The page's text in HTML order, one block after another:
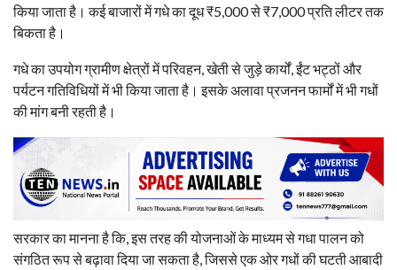
किया जाता है। कई बाजारों में गधे का दूध ₹5,000 से ₹7,000 प्रति लीटर तक
बिकता है।
गधे का उपयोग ग्रामीण क्षेत्रों में परिवहन, खेती से जुड़े कार्यों, ईंट भट्ठों और
पर्यटन गतिविधियों में भी किया जाता है। इसके अलावा प्रजनन फार्मों में भी गधों
की मांग बनी रहती है।
सरकार का मानना है कि, इस तरह की योजनाओं के माध्यम से गधा पालन को
संगठित रूप से बढ़ावा दिया जा सकता है, जिससे एक ओर गधों की घटती आबादी